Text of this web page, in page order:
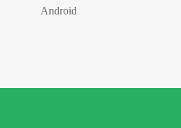
Android